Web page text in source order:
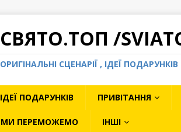
СВЯТО.ТОП /
ОРИГІНАЛЬНІ СЦЕНАРІЇ , ІДЕЇ
ІДЕЇ ПОДАРУНКІВ ПРИВІТАННЯ
МИ ПЕРЕМОЖЕМО ІНШІ